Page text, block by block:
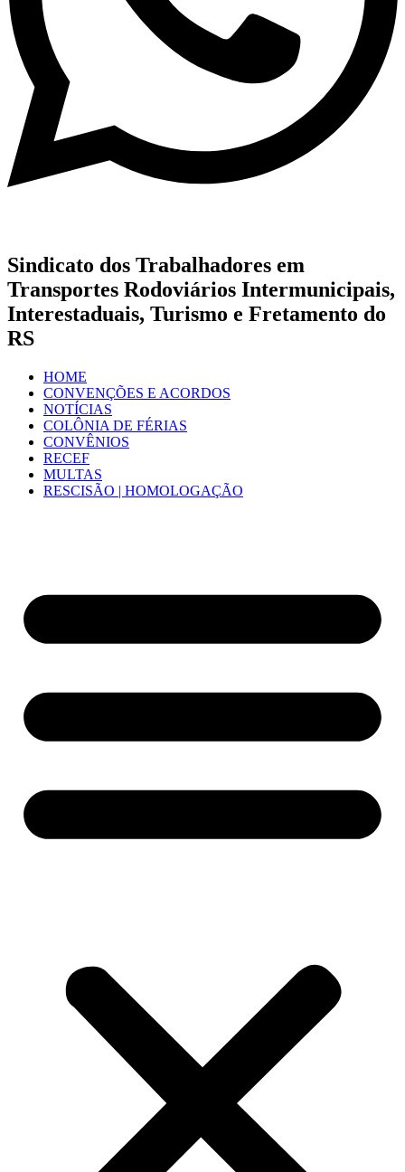
Sindicato dos Trabalhadores em
Transportes Rodoviários Intermunicipais,
Interestaduais, Turismo e Fretamento do
RS
HOME
CONVENÇÕES E ACORDOS
NOTÍCIAS
COLÔNIA DE FÉRIAS
CONVÊNIOS
RECEF
MULTAS
RESCISÃO | HOMOLOGAÇÃO